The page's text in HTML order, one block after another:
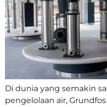
Di dunia yang semakin
pengelolaan air,